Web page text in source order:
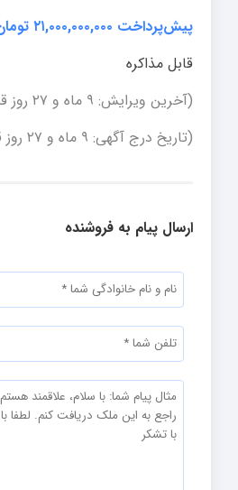
پیش‌پرداخت ۲۱,۰۰۰,۰۰۰,۰۰۰ تومان
قابل مذاکره
(آخرین ویرایش: ۹ ماه و ۲۷ روز قبل)
(تاریخ درج آگهی: ۹ ماه و ۲۷ روز قبل )
ارسال پیام به فروشنده